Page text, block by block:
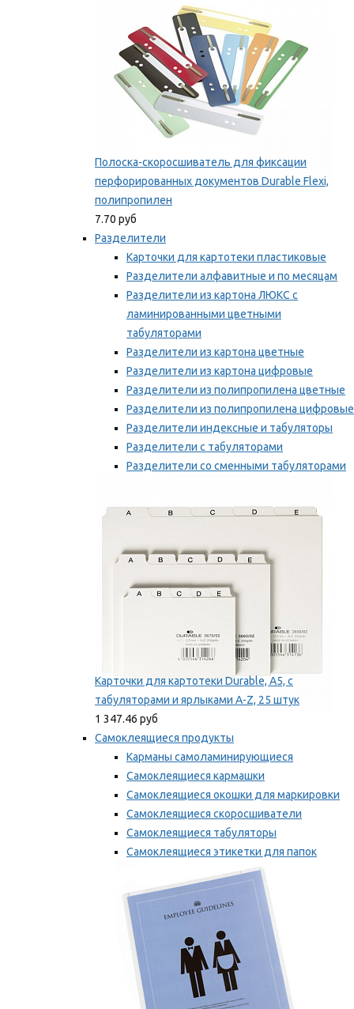
Полоска-скоросшиватель для фиксации
перфорированных документов Durable Flexi,
полипропилен
7.70 руб
Разделители
Карточки для картотеки пластиковые
Разделители алфавитные и по месяцам
Разделители из картона ЛЮКС с
ламинированными цветными
табуляторами
Разделители из картона цветные
Разделители из картона цифровые
Разделители из полипропилена цветные
Разделители из полипропилена цифровые
Разделители индексные и табуляторы
Разделители с табуляторами
Разделители со сменными табуляторами
Карточки для картотеки Durable, A5, с
табуляторами и ярлыками A-Z, 25 штук
1 347.46 руб
Самоклеящиеся продукты
Карманы самоламинирующиеся
Самоклеящиеся кармашки
Самоклеящиеся окошки для маркировки
Самоклеящиеся скоросшиватели
Самоклеящиеся табуляторы
Самоклеящиеся этикетки для папок
Таблички для маркировки
Мы рекомендуем